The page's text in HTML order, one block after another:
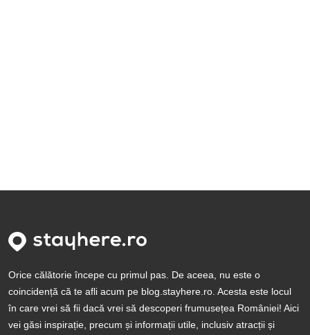
Orice călătorie începe cu primul pas. De aceea, nu este o
coincidență că te afli acum pe blog.stayhere.ro. Acesta este locul
în care vrei să fii dacă vrei să descoperi frumusețea României! Aici
vei găsi inspirație, precum și informații utile, inclusiv atracții și